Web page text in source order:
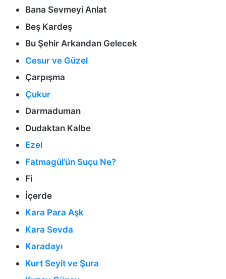
Bana Sevmeyi Anlat
Beş Kardeş
Bu Şehir Arkandan Gelecek
Cesur ve Güzel
Çarpışma
Çukur
Darmaduman
Dudaktan Kalbe
Ezel
Fatmagül’ün Suçu Ne?
Fi
İçerde
Kara Para Aşk
Kara Sevda
Karadayı
Kurt Seyit ve Şura